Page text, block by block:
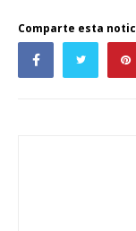
Comparte esta